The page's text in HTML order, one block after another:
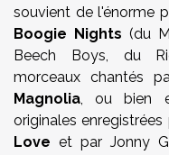
souvient de l'énorme
Boogie Nights (du
Beech Boys, du
morceaux chantés
Magnolia, ou bien
originales
Love et par Jonny